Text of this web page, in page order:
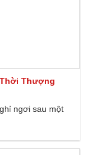
Thời Thượng
ngơi sau một